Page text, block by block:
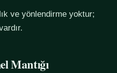
ve yönlendirme yoktur;
Mantığı